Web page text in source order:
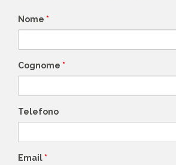
Nome *
Cognome *
Telefono
Email *